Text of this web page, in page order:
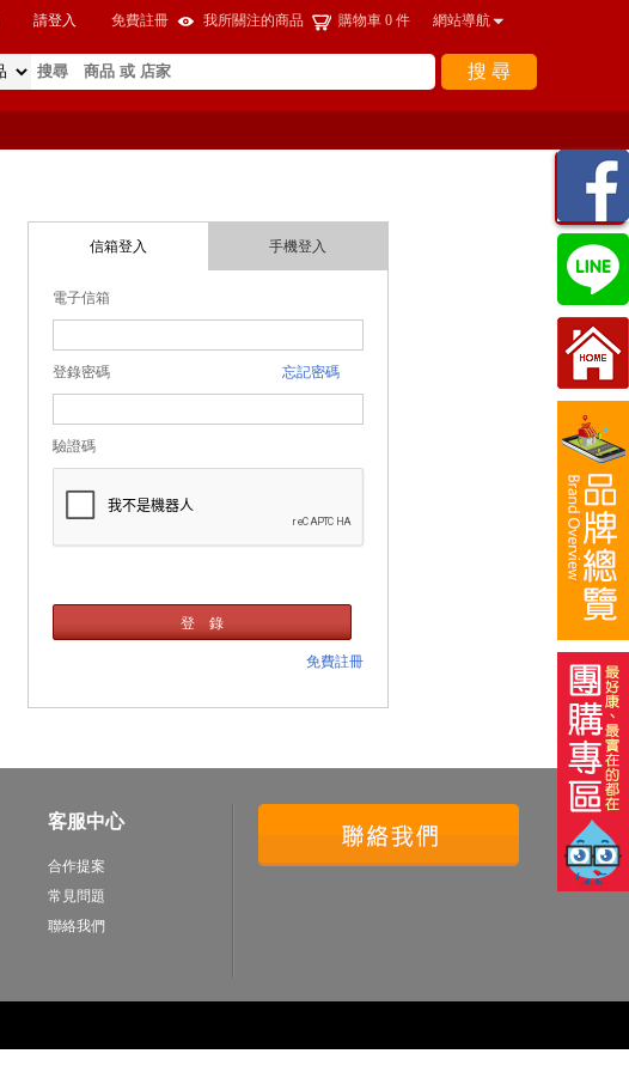
瀏覽
紀錄
請登入 免費註冊 我所關注的商品 購物車 0 件 網站導航
搜 尋
信箱登入 手機登入
電子信箱
登錄密碼 忘記密碼
驗證碼
登 錄
免費註冊
客服中心
合作提案
常見問題
聯絡我們